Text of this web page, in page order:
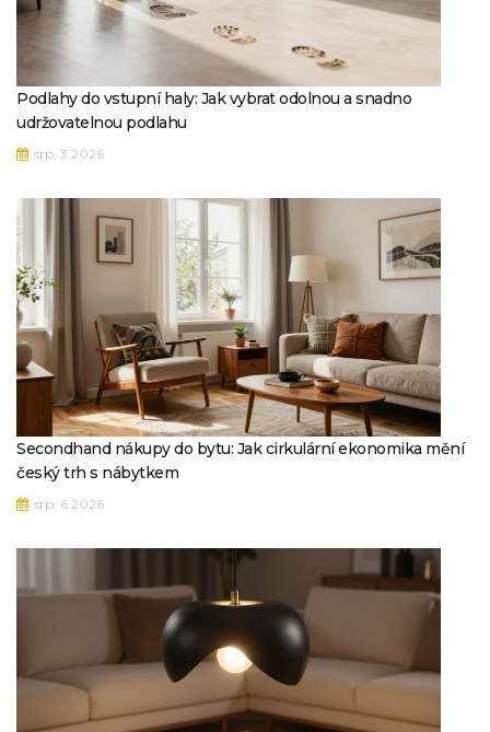
Podlahy do vstupní haly: Jak vybrat odolnou a snadno
udržovatelnou podlahu
srp, 3 2026
Secondhand nákupy do bytu: Jak cirkulární ekonomika mění
český trh s nábytkem
srp, 6 2026